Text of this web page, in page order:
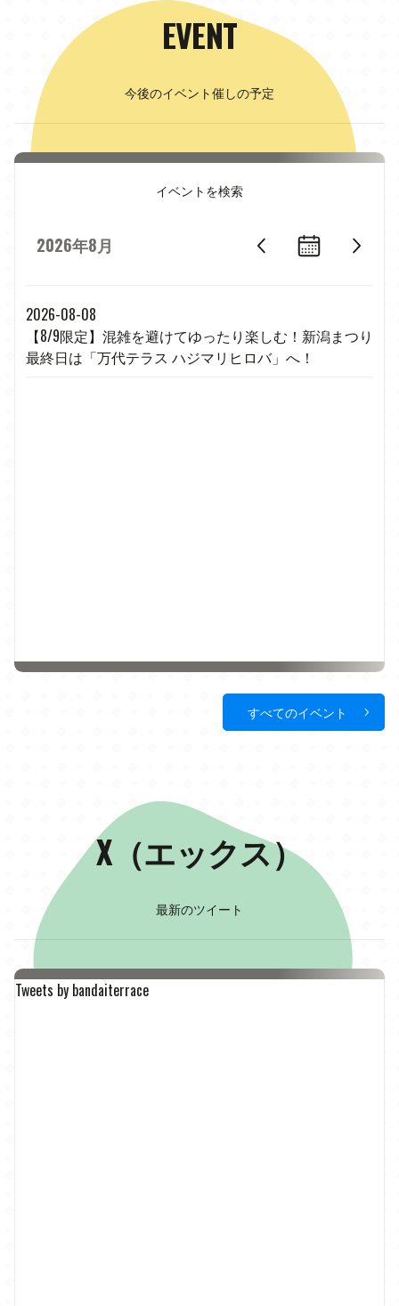
EVENT
今後のイベント催しの予定
イベントを検索
2026年8月
2026-08-08
【8/9限定】混雑を避けてゆったり楽しむ！新潟まつり
最終日は「万代テラス ハジマリヒロバ」へ！
すべてのイベント
X（エックス）
最新のツイート
Tweets by bandaiterrace